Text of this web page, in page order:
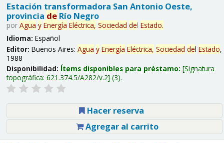
Estación transformadora San Antonio Oeste,
provincia deRío Negro
por Agua y Energía Eléctrica, Sociedad del Estado.
Idioma: Español
Editor: Buenos Aires: Agua y Energía Eléctrica, Sociedad del Estado,
1988
Disponibilidad: Ítems disponibles para préstamo: Signatura
topográfica: 621.374.5/A282/v.2 (3).
Hacer reserva
Agregar al carrito